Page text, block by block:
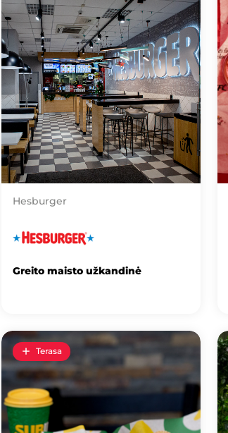
Hesburger
Greito maisto užkandinė
Terasa